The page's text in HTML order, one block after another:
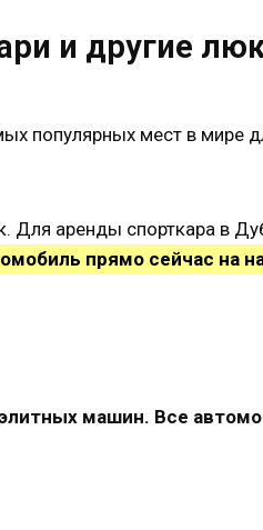
и другие
популярных мест в мире
Для аренды спорткара в
прямо сейчас на
машин. Все